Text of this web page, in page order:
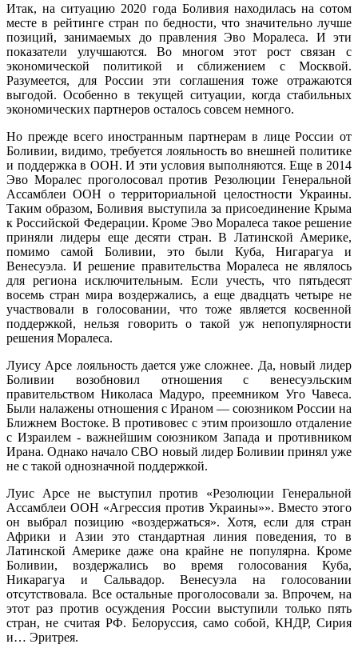
Итак, на ситуацию 2020 года Боливия находилась на сотом
месте в рейтинге стран по бедности, что значительно лучше
позиций, занимаемых до правления Эво Моралеса. И эти
показатели улучшаются. Во многом этот рост связан с
экономической политикой и сближением с Москвой.
Разумеется, для России эти соглашения тоже отражаются
выгодой. Особенно в текущей ситуации, когда стабильных
экономических партнеров осталось совсем немного.
Но прежде всего иностранным партнерам в лице России от
Боливии, видимо, требуется лояльность во внешней политике
и поддержка в ООН. И эти условия выполняются. Еще в 2014
Эво Моралес проголосовал против Резолюции Генеральной
Ассамблеи ООН о территориальной целостности Украины.
Таким образом, Боливия выступила за присоединение Крыма
к Российской Федерации. Кроме Эво Моралеса такое решение
приняли лидеры еще десяти стран. В Латинской Америке,
помимо самой Боливии, это были Куба, Нигарагуа и
Венесуэла. И решение правительства Моралеса не являлось
для региона исключительным. Если учесть, что пятьдесят
восемь стран мира воздержались, а еще двадцать четыре не
участвовали в голосовании, что тоже является косвенной
поддержкой, нельзя говорить о такой уж непопулярности
решения Моралеса.
Луису Арсе лояльность дается уже сложнее. Да, новый лидер
Боливии возобновил отношения с венесуэльским
правительством Николаса Мадуро, преемником Уго Чавеса.
Были налажены отношения с Ираном — союзником России на
Ближнем Востоке. В противовес с этим произошло отдаление
с Израилем - важнейшим союзником Запада и противником
Ирана. Однако начало СВО новый лидер Боливии принял уже
не с такой однозначной поддержкой.
Луис Арсе не выступил против «Резолюции Генеральной
Ассамблеи ООН «Агрессия против Украины»». Вместо этого
он выбрал позицию «воздержаться». Хотя, если для стран
Африки и Азии это стандартная линия поведения, то в
Латинской Америке даже она крайне не популярна. Кроме
Боливии, воздержались во время голосования Куба,
Никарагуа и Сальвадор. Венесуэла на голосовании
отсутствовала. Все остальные проголосовали за. Впрочем, на
этот раз против осуждения России выступили только пять
стран, не считая РФ. Белоруссия, само собой, КНДР, Сирия
и… Эритрея.